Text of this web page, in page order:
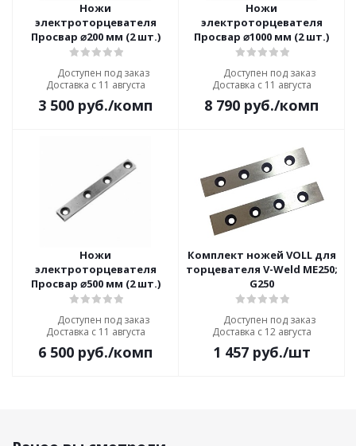
Ножи
электроторцевателя
Просвар ⌀200 мм (2 шт.)
Доступен под заказ
Доставка с 11 августа
3 500 руб./комп
Ножи
электроторцевателя
Просвар ⌀1000 мм (2 шт.)
Доступен под заказ
Доставка с 11 августа
8 790 руб./комп
Ножи
электроторцевателя
Просвар ⌀500 мм (2 шт.)
Доступен под заказ
Доставка с 11 августа
6 500 руб./комп
Комплект ножей VOLL для
торцевателя V-Weld ME250;
G250
Доступен под заказ
Доставка с 12 августа
1 457руб./шт